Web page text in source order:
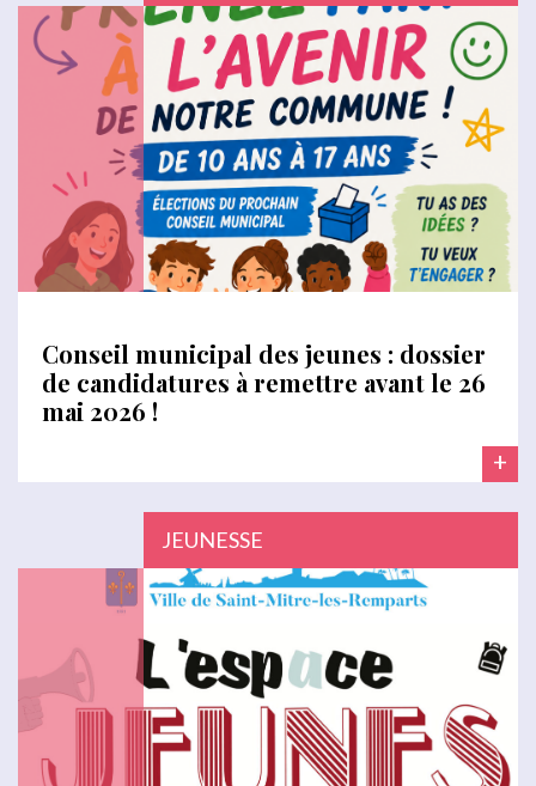
Conseil municipal des jeunes : dossier
de candidatures à remettre avant le 26
mai 2026 !
+
JEUNESSE